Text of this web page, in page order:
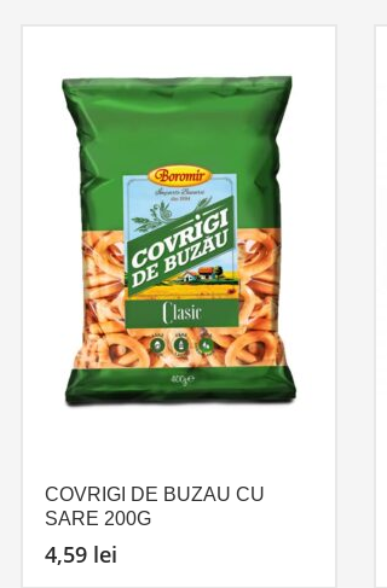
COVRIGI DE BUZAU CU
SARE 200G
4,59 lei